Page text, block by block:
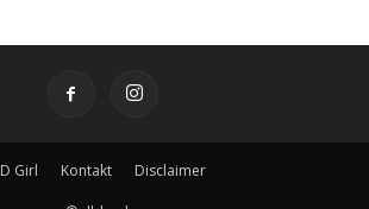
D Girl Kontakt Disclaimer